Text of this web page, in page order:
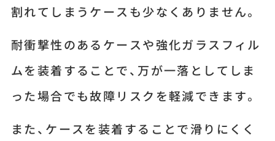
割れてしまうケースも少なくありません。
耐衝撃性のあるケースや強化ガラスフィル
ムを装着することで、万が一落としてしま
った場合でも故障リスクを軽減できます。
また、ケースを装着することで滑りにくく